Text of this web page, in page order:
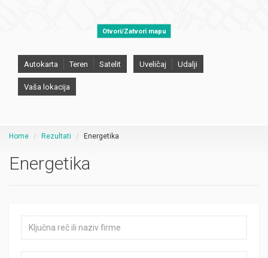
Otvori/Zatvori mapu
Autokarta Teren Satelit Uveličaj Udalji
Vaša lokacija
Home Rezultati Energetika
Energetika